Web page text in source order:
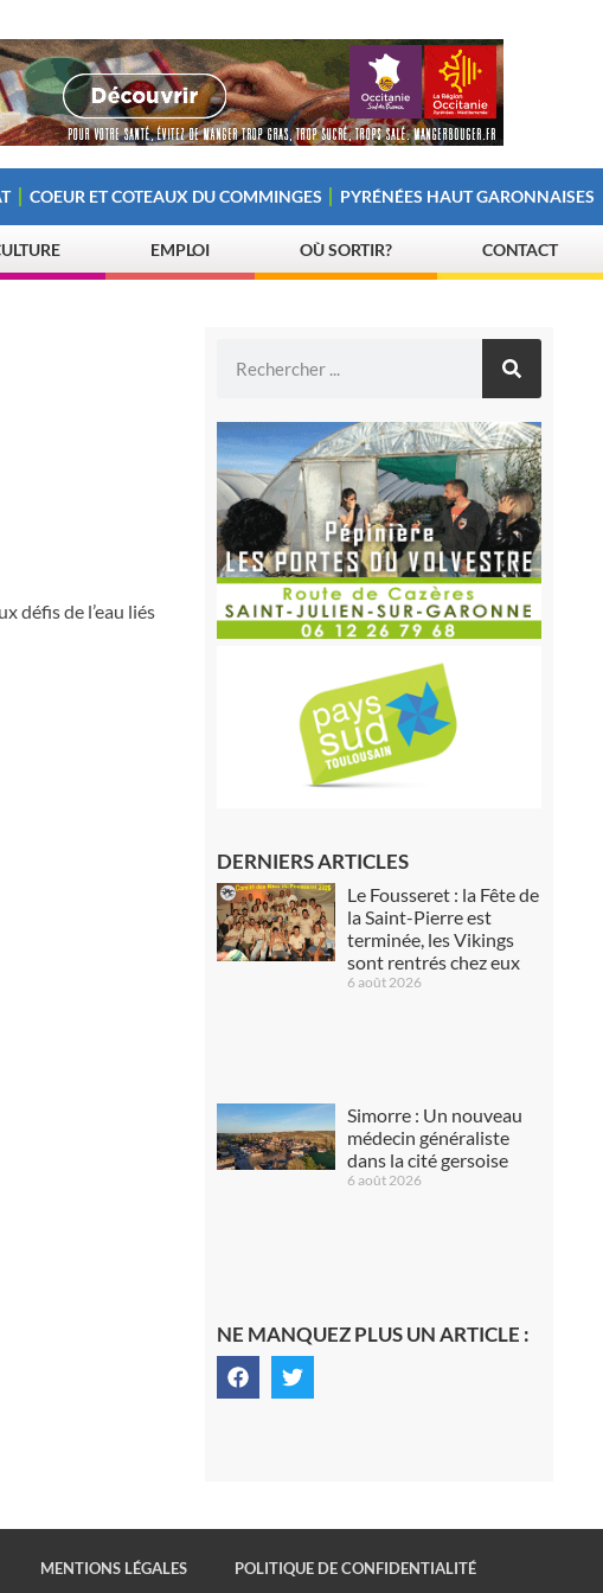
COEUR ET COTEAUX DU COMMINGES PYRÉNÉES HAUT GARONNAISES
EMPLOI OÙ SORTIR? CONTACT
défis de l’eau liés
DERNIERS ARTICLES
Le Fousseret : la Fête de
la Saint-Pierre est
terminée, les Vikings
sont rentrés chez eux
6 août 2026
Simorre : Un nouveau
médecin généraliste
dans la cité gersoise
6 août 2026
NE MANQUEZ PLUS UN ARTICLE :
MENTIONS LÉGALES POLITIQUE DE CONFIDENTIALITÉ